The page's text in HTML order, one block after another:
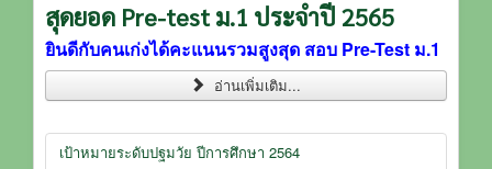
สุดยอด Pre-test ม.1 ประจำปี 2565
ยินดีกับคนเก่งได้คะแนนรวมสูงสุด สอบ Pre-Test ม.1
อ่านเพิ่มเติม...
เป้าหมายระดับปฐมวัย ปีการศึกษา 2564